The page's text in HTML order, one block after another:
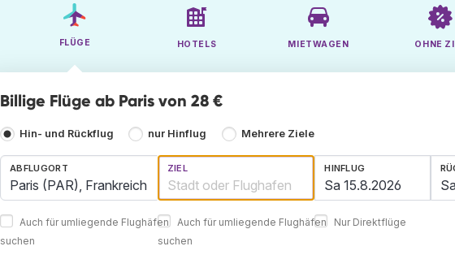
FLÜGE HOTELS MIETWAGEN OHNE
Billige Flüge ab Paris von 28 €
Hin- und Rückflug nur Hinflug Mehrere Ziele
ABFLUGORT
Auch für umliegende Flughäfen
suchen
ZIEL
Auch für umliegende Flughäfen
suchen
HINFLUG
Nur Direktflüge